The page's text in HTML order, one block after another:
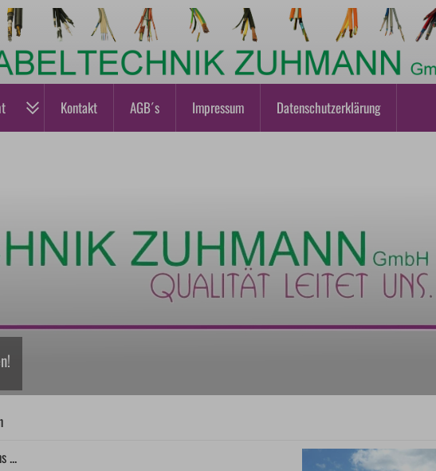
Kontakt AGB´s Impressum Datenschutzerklärung
...